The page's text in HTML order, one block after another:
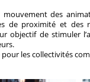
mouvement des
de proximité et des
objectif de stimuler
les collectivités